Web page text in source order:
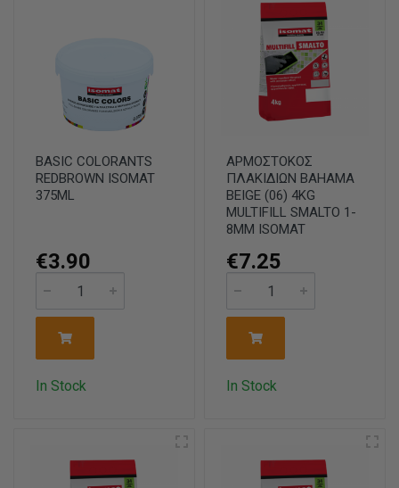
BASIC COLORANTS
REDBROWN ISOMAT
375ML
€3.90
In Stock
ΑΡΜΟΣΤΟΚΟΣ
ΠΛΑΚΙΔΙΩΝ BAHAMA
BEIGE (06) 4KG
MULTIFILL SMALTO 1-
8MM ISOMAT
€7.25
In Stock